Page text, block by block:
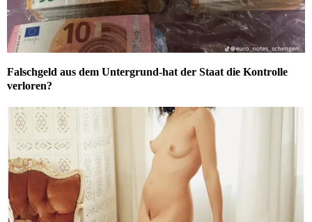
Falschgeld aus dem Untergrund-hat der Staat die Kontrolle
verloren?